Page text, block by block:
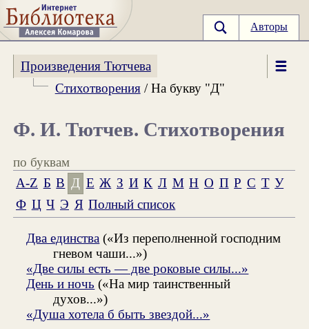
Авторы
Произведения Тютчева
Стихотворения/ На букву "Д"
Ф. И. Тютчев. Стихотворения
по буквам
A-Z Б В Д Е Ж З И К Л М Н О П Р С Т У
Ф Ц Ч Э Я Полный список
Два единства («Из переполненной господним
гневом чаши...»)
«Две силы есть — две роковые силы...»
День и ночь («На мир таинственный
духов...»)
«Душа хотела б быть звездой...»